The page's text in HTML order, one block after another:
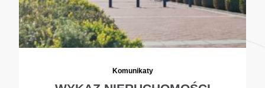
Komunikaty